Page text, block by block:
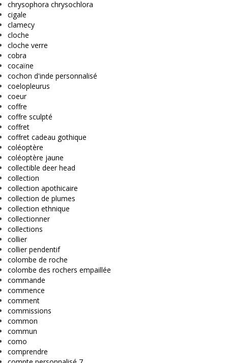
chrysophora chrysochlora
cigale
clamecy
cloche
cloche verre
cobra
cocaïne
cochon d'inde personnalisé
coelopleurus
coeur
coffre
coffre sculpté
coffret
coffret cadeau gothique
coléoptère
coléoptère jaune
collectible deer head
collection
collection apothicaire
collection de plumes
collection ethnique
collectionner
collections
collier
collier pendentif
colombe de roche
colombe des rochers empaillée
commande
commence
comment
commissions
common
commun
como
comprendre